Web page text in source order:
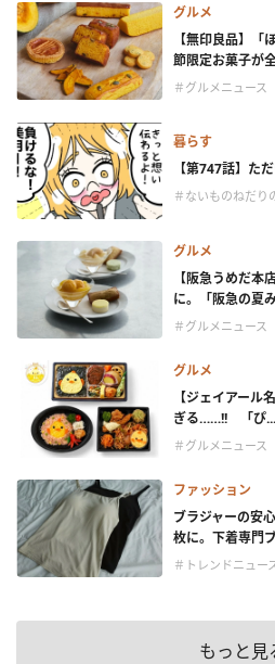
グルメ
【無印良品】「
節限定お菓子が
＃グルメニュース
暮らす
【第747話】た
＃ないものねだり
グルメ
【阪急うめだ
に。「阪急の夏
＃グルメニュース
グルメ
【ジェイアール
ぎる……!! 「ぴ...
＃グルメニュース
ファッション
ブラジャーの安
枚に。下着専門
＃トレンドニュー
もっと見